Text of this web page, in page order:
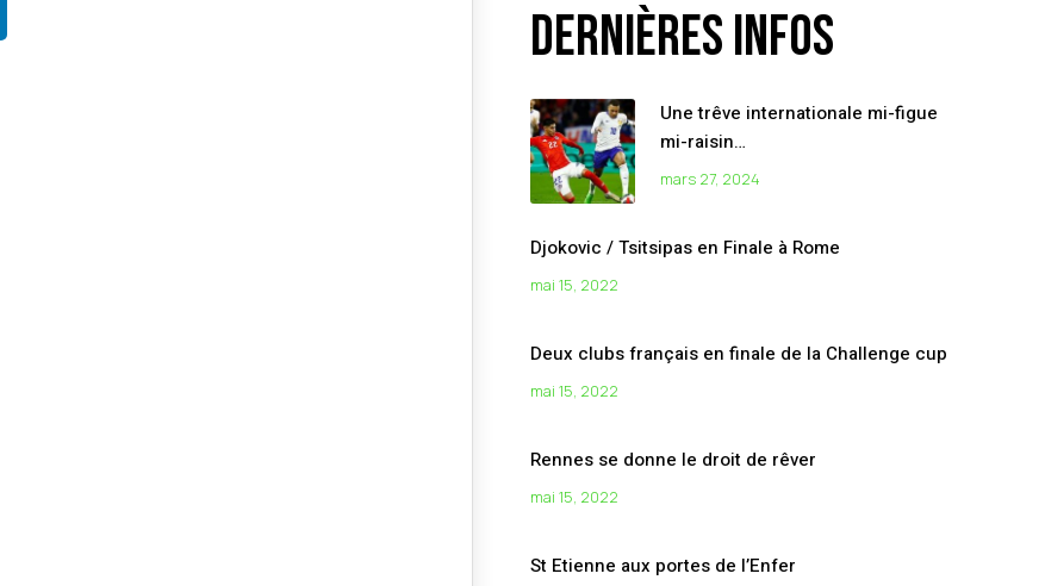
Dernières infos
Une trêve internationale mi-figue
mi-raisin…
mars 27, 2024
Djokovic / Tsitsipas en Finale à Rome
mai 15, 2022
Deux clubs français en finale de la Challenge cup
mai 15, 2022
Rennes se donne le droit de rêver
mai 15, 2022
St Etienne aux portes de l’Enfer